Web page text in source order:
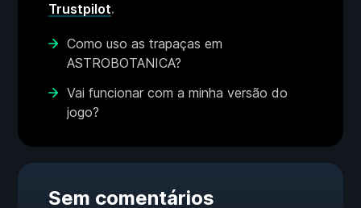
Trustpilot.
Como uso as trapaças em
ASTROBOTANICA?
Vai funcionar com a minha versão do
jogo?
Sem comentários